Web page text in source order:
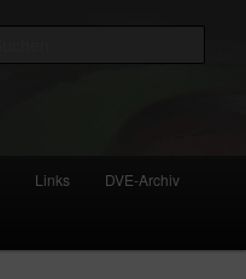
Links DVE-Archiv